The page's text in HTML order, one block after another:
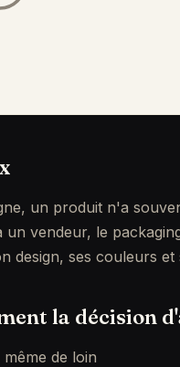
un produit n'a
vendeur, le
design, ses couleurs et
la décision
de loin